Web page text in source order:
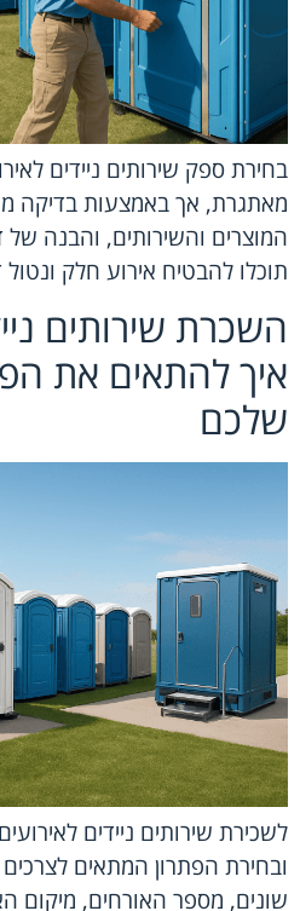
בחירת ספק שירותים ניידים
מאתגרת, אך באמצעות בדיקה
המוצרים והשירותים, והבנה
תוכלו להבטיח אירוע חלק
השכרת שירותים
איך להתאים את
שלכם
לשכירת שירותים ניידים
ובחירת הפתרון המתאים
שונים, מספר האורחים, מיקום